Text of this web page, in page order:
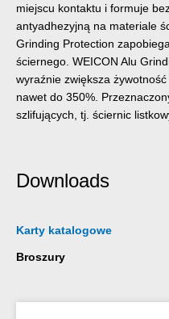
miejscu kontaktu i formuje
antyadhezyjną na materiale
Grinding Protection
ściernego. WEICON Alu
wyraźnie zwiększa
nawet do 350%.
szlifujących, tj. ściernic
wibracyjnych i maszyn
Downloads
Karty katalogowe
Broszury